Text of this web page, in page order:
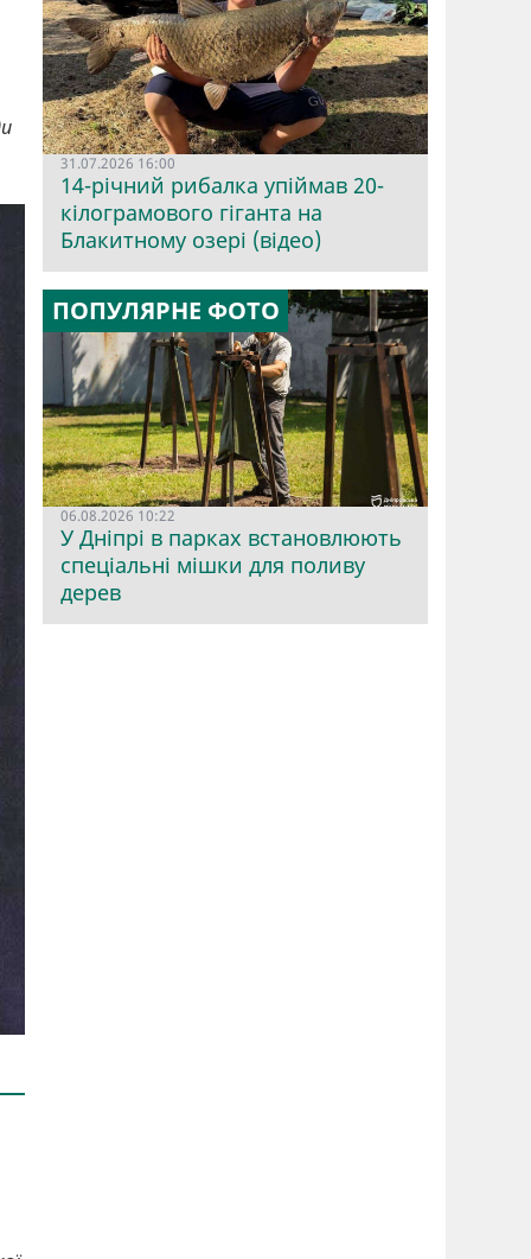
31.07.2026 16:00
14-річний рибалка упіймав 20-
кілограмового гіганта на
Блакитному озері (відео)
ПОПУЛЯРНЕ ФОТО
06.08.2026 10:22
У Дніпрі в парках встановлюють
спеціальні мішки для поливу
дерев